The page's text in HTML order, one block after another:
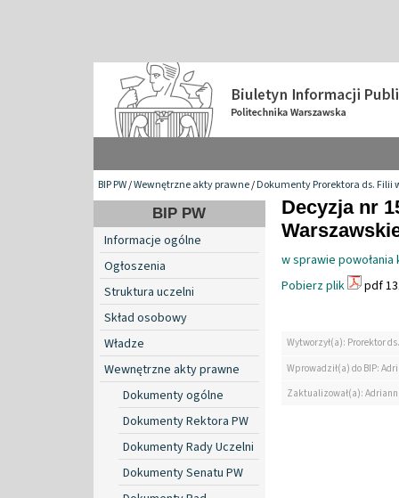
BIP PW/Wewnętrzne akty prawne/Dokumenty Prorektora ds. Filii
BIP PW
Informacje ogólne
Ogłoszenia
Struktura uczelni
Skład osobowy
Władze
Wewnętrzne akty prawne
Dokumenty ogólne
Dokumenty Rektora PW
Dokumenty Rady Uczelni
Dokumenty Senatu PW
Decyzja nr
w sprawie
Pobierz plik
pdf
Wytworzył(a): Prorektor
Wprowadził(a) do BIP:
Zaktualizował(a):